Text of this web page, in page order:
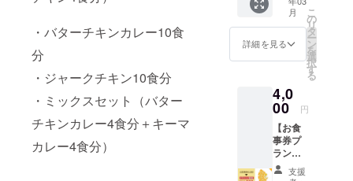
・バターチキンカレー10食
分
・ジャークチキン10食分
・ミックスセット（バター
チキンカレー4食分＋キーマ
カレー4食分）
て動いてい
ます。
セージ
をお送
りさせ
ていた
だきま
す！ ※
メッ
セージ
は
CAMPF
IRE管理
画面か
らお送
月
詳細を見る
こ
の
リ
タ
ー
ン
を
選
択
す
る
4,0
00 円
【お食
事券プ
ラン】
お食事
券 支援